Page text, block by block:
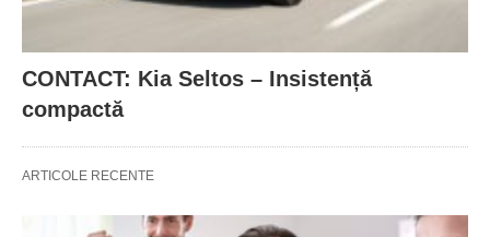
CONTACT: Kia Seltos – Insistență
compactă
ARTICOLE RECENTE